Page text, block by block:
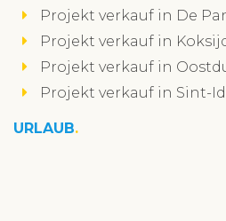
Projekt verkauf in De
Projekt verkauf in
Projekt verkauf in
Projekt verkauf in Sint-
URLAUB